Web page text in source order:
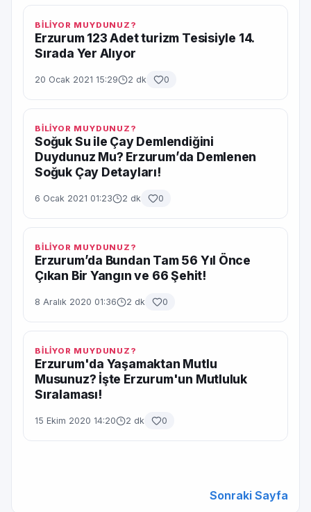
BİLİYOR MUYDUNUZ?
Erzurum 123 Adet turizm Tesisiyle 14.
Sırada Yer Alıyor
20 Ocak 2021 15:29 2 dk 0
BİLİYOR MUYDUNUZ?
Soğuk Su ile Çay Demlendiğini
Duydunuz Mu? Erzurum’da Demlenen
Soğuk Çay Detayları!
6 Ocak 2021 01:23 2 dk 0
BİLİYOR MUYDUNUZ?
Erzurum’da Bundan Tam 56 Yıl Önce
Çıkan Bir Yangın ve 66 Şehit!
8 Aralık 2020 01:36 2 dk 0
BİLİYOR MUYDUNUZ?
Erzurum'da Yaşamaktan Mutlu
Musunuz? İşte Erzurum'un Mutluluk
Sıralaması!
15 Ekim 2020 14:20 2 dk 0
Sonraki Sayfa